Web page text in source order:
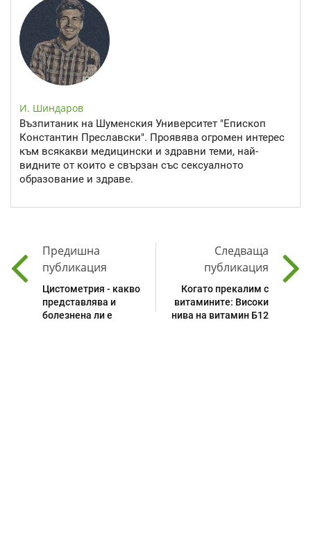
И. Шиндаров
Възпитаник на Шуменския Университет "Епископ
Константин Преславски". Проявява огромен интерес
към всякакви медицински и здравни теми, най-
видните от които е свързан със сексуалното
образование и здраве.
Предишна
публикация
Цистометрия - какво
представлява и
болезнена ли е
Следваща
публикация
Когато прекалим с
витамините: Високи
нива на витамин Б12